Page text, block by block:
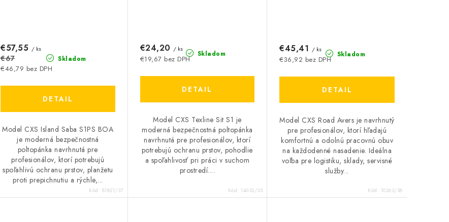
Skladom
€46,79 bez DPH
€57,55 / ks
€67
DETAIL
Model CXS Island Saba S1PS BOA
je moderná bezpečnostná
poltopánka navrhnutá pre
profesionálov, ktorí potrebujú
spoľahlivú ochranu prstov, planžetu
proti prepichnutiu a rýchle,...
Kód: 81821/37
Skladom
€19,67 bez DPH
€24,20 / ks
DETAIL
Model CXS Texline Sit S1 je
moderná bezpečnostná poltopánka
navrhnutá pre profesionálov, ktorí
potrebujú ochranu prstov, pohodlie
a spoľahlivosť pri práci v suchom
prostredí....
Kód: 14032/35
Skladom
€36,92 bez DPH
€45,41 / ks
DETAIL
Model CXS Road Avers je navrhnutý
pre profesionálov, ktorí hľadajú
komfortnú a odolnú pracovnú obuv
na každodenné nasadenie. Ideálna
voľba pre logistiku, sklady, servisné
služby...
Kód: 10263/38